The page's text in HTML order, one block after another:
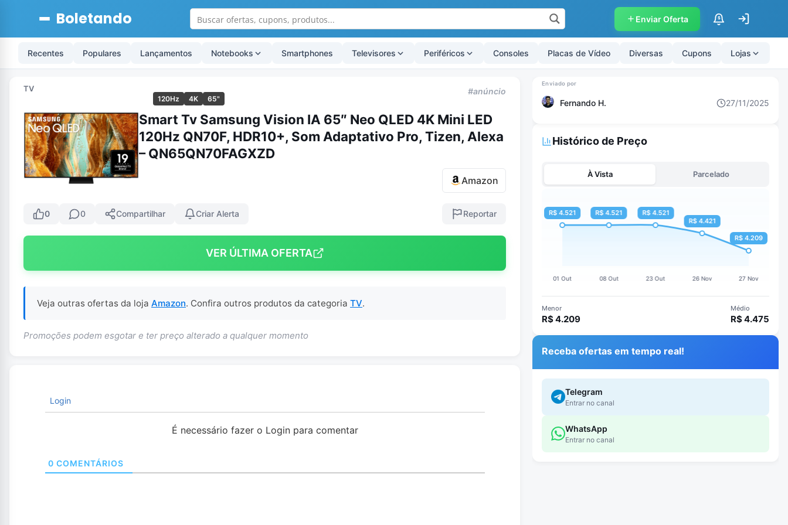
Boletando Enviar Oferta $
Recentes Populares Lançamentos Notebooks Smartphones Televisores Periféricos Consoles Placas de Vídeo Diversas Cupons Lojas
TV
120Hz 4K 65"
#anúncio
Smart Tv Samsung Vision IA 65″ Neo QLED 4K Mini LED
120Hz QN70F, HDR10+, Som Adaptativo Pro, Tizen, Alexa
– QN65QN70FAGXZD
Amazon
0 0 Compartilhar Criar Alerta Reportar
VER ÚLTIMA OFERTA
Veja outras ofertas da loja Amazon. Confira outros produtos da categoria TV.
Promoções podem esgotar e ter preço alterado a qualquer momento
Login
É necessário fazer o Login para comentar
0 COMENTÁRIOS
Fernando H. 27/11/2025
Histórico de Preço
À Vista Parcelado
Menor
R$ 4.209
Médio
R$ 4.475
Receba ofertas em tempo real!
Telegram
Entrar no canal
WhatsApp
Entrar no canal